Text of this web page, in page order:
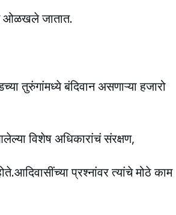
ओळखले जातात.
तुरुंगांमध्ये बंदिवान असणाऱ्या हजारो
विशेष अधिकारांचं संरक्षण,
प्रश्नांवर त्यांचे मोठे काम